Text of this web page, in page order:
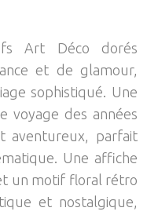
Art Déco dorés
et de glamour,
sophistiqué. Une
voyage des années
aventureux, parfait
Une affiche
un motif floral rétro
et nostalgique,